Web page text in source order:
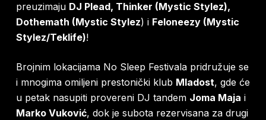
preuzimaju DJ Plead, Thinker (Mystic Stylez),
Dothemath (Mystic Stylez) i Feloneezy (Mystic
Stylez/Teklife)!
Brojnim lokacijama No Sleep Festivala pridružuje se
i mnogima omiljeni prestonički klub Mladost, gde će
u petak nasupiti provereni DJ tandem Joma Maja i
Marko Vuković, dok je subota rezervisana za drugi